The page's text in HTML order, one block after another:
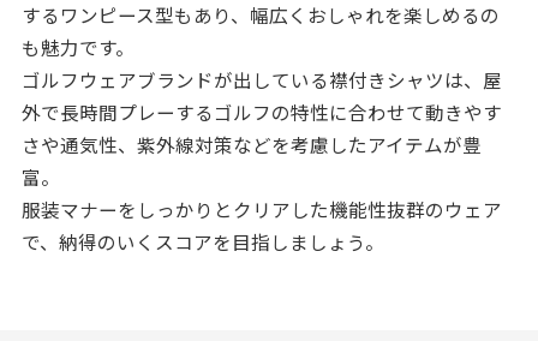
するワンピース型もあり、幅広くおしゃれを楽しめるの
も魅力です。
ゴルフウェアブランドが出している襟付きシャツは、屋
外で長時間プレーするゴルフの特性に合わせて動きやす
さや通気性、紫外線対策などを考慮したアイテムが豊
富。
服装マナーをしっかりとクリアした機能性抜群のウェア
で、納得のいくスコアを目指しましょう。